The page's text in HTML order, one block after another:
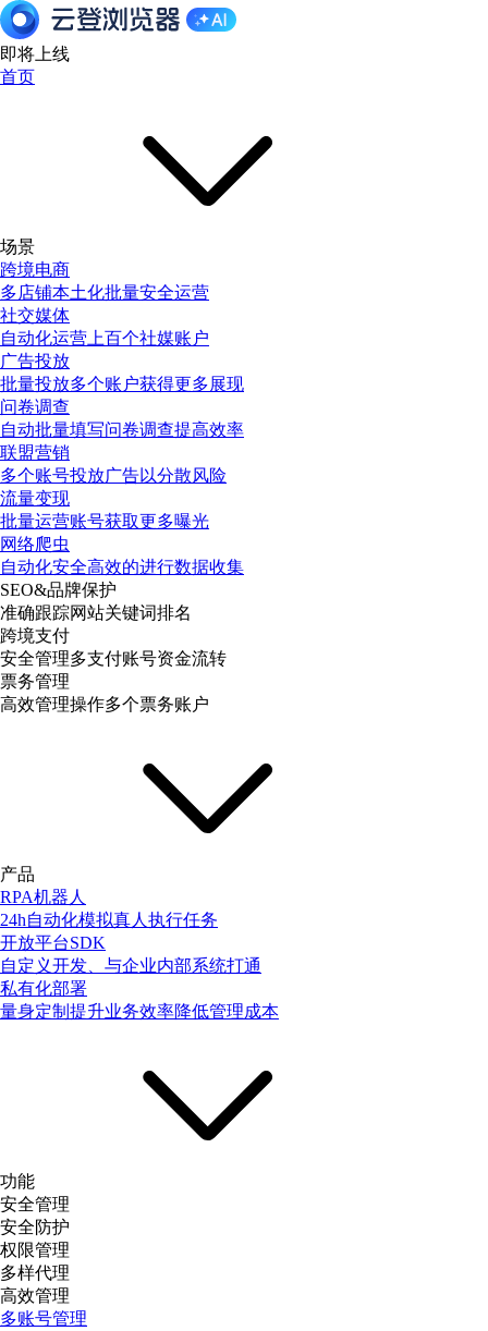
即将上线
首页
场景
跨境电商
多店铺本土化批量安全运营
社交媒体
自动化运营上百个社媒账户
广告投放
批量投放多个账户获得更多展现
问卷调查
自动批量填写问卷调查提高效率
联盟营销
多个账号投放广告以分散风险
流量变现
批量运营账号获取更多曝光
网络爬虫
自动化安全高效的进行数据收集
SEO&品牌保护
准确跟踪网站关键词排名
跨境支付
安全管理多支付账号资金流转
票务管理
高效管理操作多个票务账户
产品
RPA机器人
24h自动化模拟真人执行任务
开放平台SDK
自定义开发、与企业内部系统打通
私有化部署
量身定制提升业务效率降低管理成本
功能
安全管理
安全防护
权限管理
多样代理
高效管理
多账号管理